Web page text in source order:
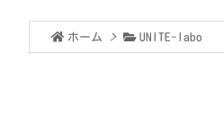
ホーム > UNITE-labo